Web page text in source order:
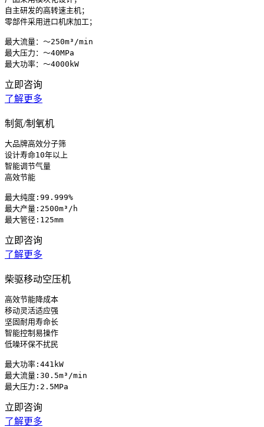
自主研发的高转速主机；
零部件采用进口机床加工；
最大流量：～250m³/min
最大压力：～40MPa
最大功率：～4000kW
立即咨询
了解更多
制氮/制氧机
大品牌高效分子筛
设计寿命10年以上
智能调节气量
高效节能
最大纯度:99.999%
最大产量:2500m³/h
最大管径:125mm
立即咨询
了解更多
柴驱移动空压机
‌高效节能降成本‌
‌移动灵活适应强‌
‌坚固耐用寿命长‌
‌智能控制易操作‌
‌低噪环保不扰民
最大功率:441kW
最大流量:30.5m³/min
最大压力:2.5MPa
立即咨询
了解更多